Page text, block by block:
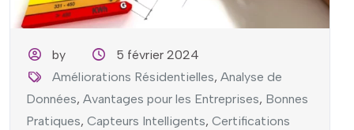
by
5 février 2024
Améliorations Résidentielles,Analyse de
Données, Avantages pour les Entreprises, Bonnes
Pratiques, Capteurs Intelligents, Certifications